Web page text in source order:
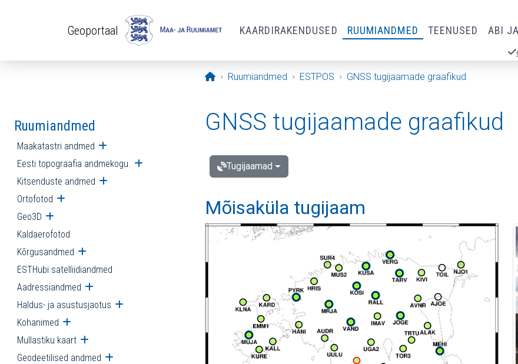
Geoportaal KAARDIRAKENDUSED RUUMIANDMED TEENUSED ABI
Avaleht
Ruumiandmed ESTPOS GNSS tugijaamade graafikud
Ruumiandmed
Maakatastri andmed Ava alammenüü
Eesti topograafia andmekogu Ava alammenüü
Kitsenduste andmed Ava alammenüü
Ortofotod Ava alammenüü
Geo3D Ava alammenüü
Kaldaerofotod
Kõrgusandmed Ava alammenüü
ESTHubi satelliidiandmed
Aadressiandmed Ava alammenüü
Haldus- ja asustusjaotus Ava alammenüü
Kohanimed Ava alammenüü
Mullastiku kaart Ava alammenüü
Geodeetilised andmed Ava alammenüü
GNSS tugijaamade graafikud
Tugijaamad
Mõisaküla tugijaam